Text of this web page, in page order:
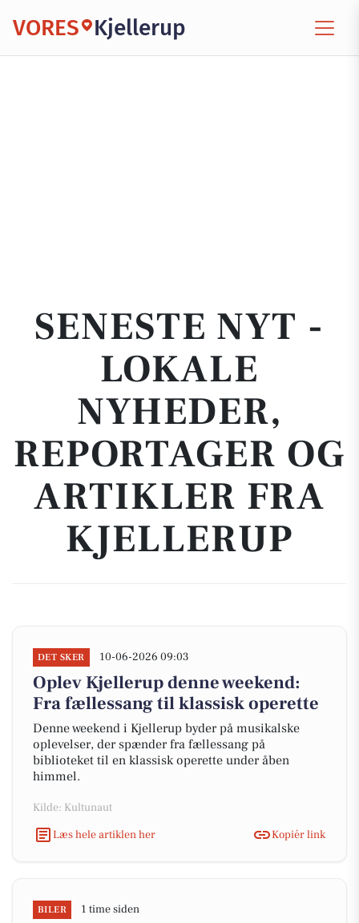
VORES Kjellerup
SENESTE NYT -
LOKALE
NYHEDER,
REPORTAGER OG
ARTIKLER FRA
KJELLERUP
DET SKER 10-06-2026 09:03
Oplev Kjellerup denne weekend:
Fra fællessang til klassisk operette
Denne weekend i Kjellerup byder på musikalske
oplevelser, der spænder fra fællessang på
biblioteket til en klassisk operette under åben
himmel.
Kilde: Kultunaut
Læs hele artiklen her
Kopiér link
BILER 1 time siden